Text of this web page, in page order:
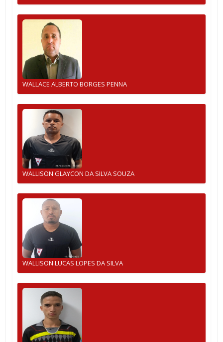
WALLACE ALBERTO BORGES PENNA
WALLISON GLAYCON DA SILVA SOUZA
WALLISON LUCAS LOPES DA SILVA